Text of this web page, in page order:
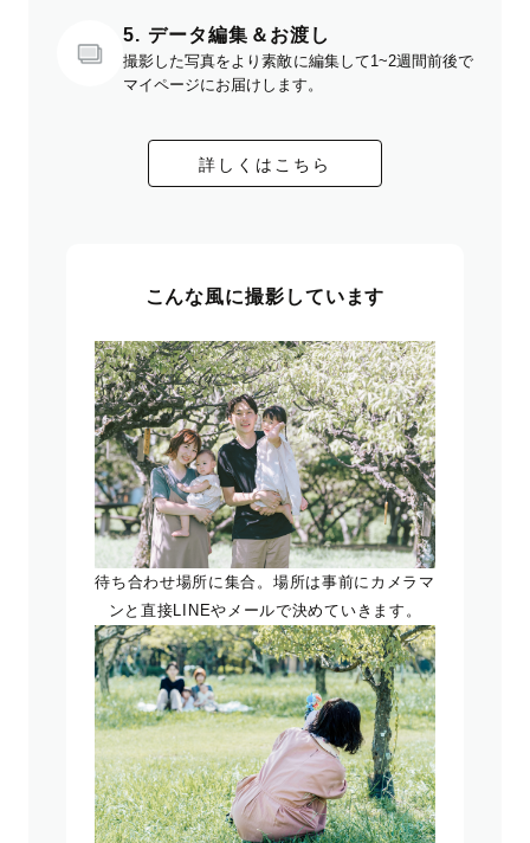
5. データ編集＆お渡し
撮影した写真をより素敵に編集して1~2週間前後で
マイページにお届けします。
詳しくはこちら
こんな風に撮影しています
待ち合わせ場所に集合。場所は事前にカメラマ
ンと直接LINEやメールで決めていきます。